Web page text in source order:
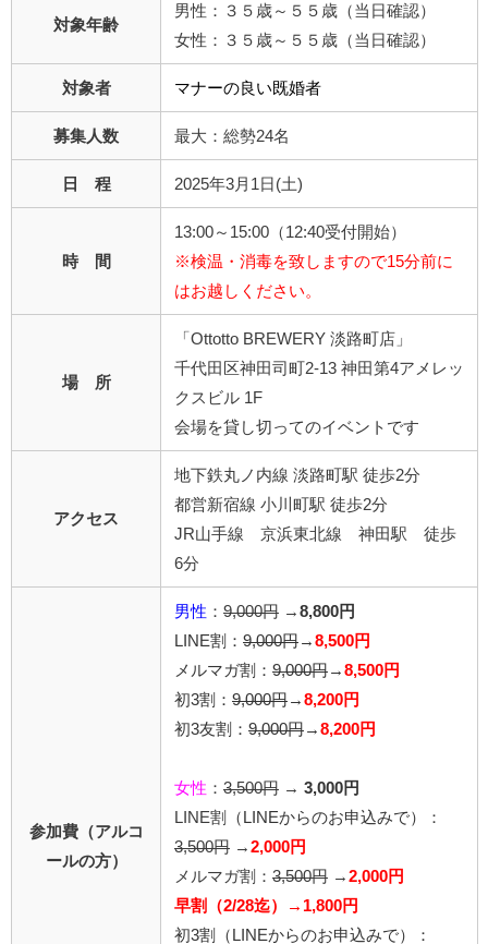
対象年齢
男性：３５歳～５５歳（当日確認）
女性：３５歳～５５歳（当日確認）
対象者 マナーの良い既婚者
募集人数 最大：総勢24名
日 程 2025年3月1日(土)
時 間
13:00～15:00（12:40受付開始）
※検温・消毒を致しますので15分前に
はお越しください。
場 所
「Ottotto BREWERY 淡路町店」
千代田区神田司町2-13 神田第4アメレッ
クスビル 1F
会場を貸し切ってのイベントです
アクセス
地下鉄丸ノ内線 淡路町駅 徒歩2分
都営新宿線 小川町駅 徒歩2分
JR山手線 京浜東北線 神田駅 徒歩
6分
参加費（アルコ
ールの方）
男性 ： 9,000円 → 8,800円
LINE割： 9,000円 → 8,500円
メルマガ割： 9,000円 → 8,500円
初3割： 9,000円 → 8,200円
初3友割： 9,000円 → 8,200円
女性 ： 3,500円 → 3,000円
LINE割
（LINEからのお申込みで）
：
3,500円 → 2,000円
メルマガ割： 3,500円 → 2,000円
早割（2/28迄）→1,800円
初3割（LINEからのお申込みで）：